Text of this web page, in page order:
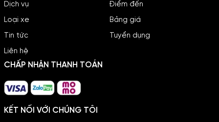
Dịch vụ
Điểm đến
Loại xe
Bảng giá
Tin tức
Tuyển dụng
Liên hệ
CHẤP NHẬN THANH TOÁN
KẾT NỐI VỚI CHÚNG TÔI